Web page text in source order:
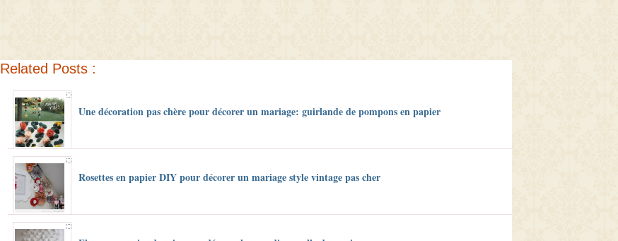
Related Posts :
Une décoration pas chère pour décorer un mariage: guirlande de pompons en papier
Rosettes en papier DIY pour décorer un mariage style vintage pas cher